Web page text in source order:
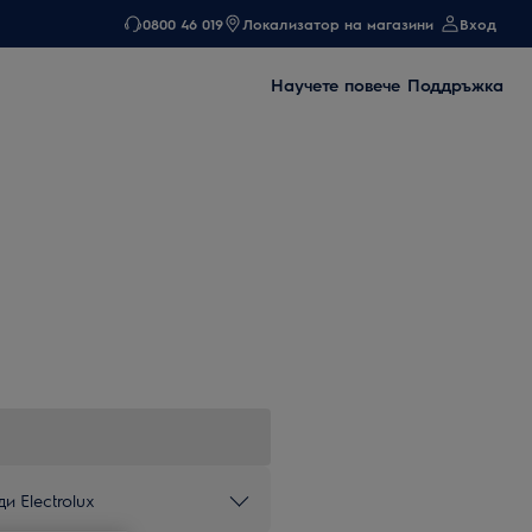
0800 46 019 Локализатор на магазини Вход
Научете повече Поддръжка
Electrolux